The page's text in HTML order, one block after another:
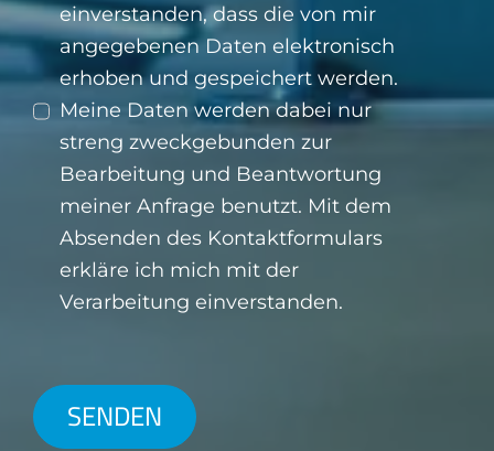
einverstanden, dass die von mir
angegebenen Daten elektronisch
erhoben und gespeichert werden.
Meine Daten werden dabei nur
streng zweckgebunden zur
Bearbeitung und Beantwortung
meiner Anfrage benutzt. Mit dem
Absenden des Kontaktformulars
erkläre ich mich mit der
Verarbeitung einverstanden.
SENDEN